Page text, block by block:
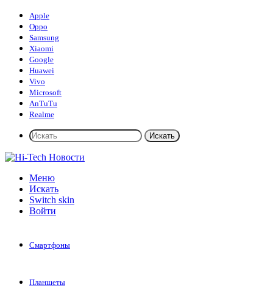
Apple
Oppo
Samsung
Xiaomi
Google
Huawei
Vivo
Microsoft
AnTuTu
Realme
Искать
Меню
Искать
Switch skin
Войти
Смартфоны
Планшеты